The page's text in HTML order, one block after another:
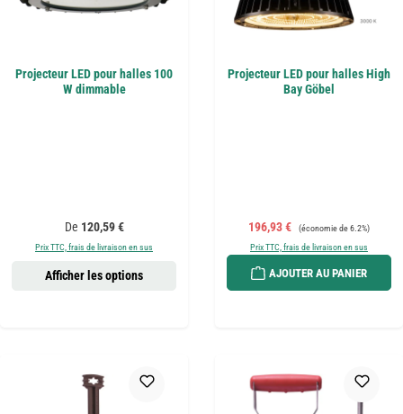
Projecteur LED pour halles 100
W dimmable
Prix régulier :
De 120,59 €
Prix TTC, frais de livraison en sus
Afficher les options
Projecteur LED pour halles High
Bay Göbel
Prix de vente :
196,93 € Prix régulier :
(économie de 6.2%)
Prix TTC, frais de livraison en sus
AJOUTER AU PANIER